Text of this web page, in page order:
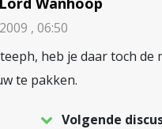
, 06:50
heb je daar toch de
te pakken.
Volgende